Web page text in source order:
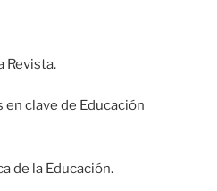
Revista.
en clave de Educación
de la Educación.